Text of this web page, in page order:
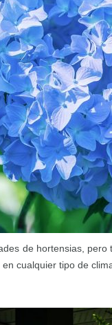
de hortensias,
cualquier tipo de